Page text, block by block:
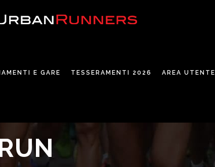
E GARE TESSERAMENTI 2026 AREA UTENTE